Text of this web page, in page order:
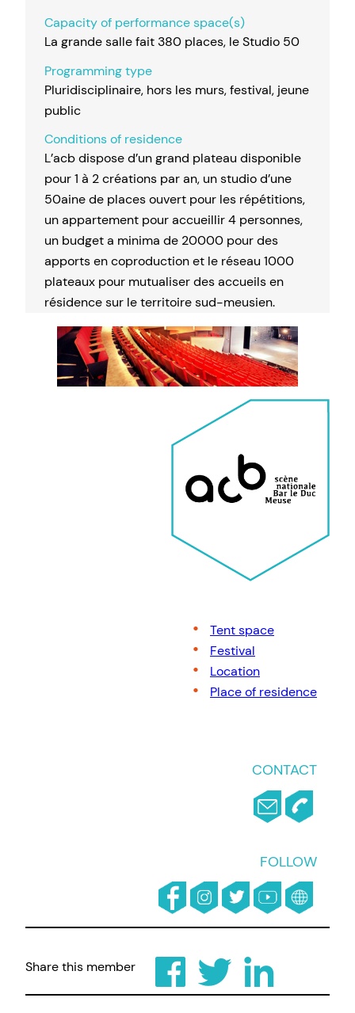
Capacity of performance space(s)
La grande salle fait 380 places, le Studio 50
Programming type
Pluridisciplinaire, hors les murs, festival, jeune
public
Conditions of residence
L’acb dispose d’un grand plateau disponible
pour 1 à 2 créations par an, un studio d’une
50aine de places ouvert pour les répétitions,
un appartement pour accueillir 4 personnes,
un budget a minima de 20000 pour des
apports en coproduction et le réseau 1000
plateaux pour mutualiser des accueils en
résidence sur le territoire sud-meusien.
Tent space
Festival
Location
Place of residence
CONTACT
FOLLOW
Share this member